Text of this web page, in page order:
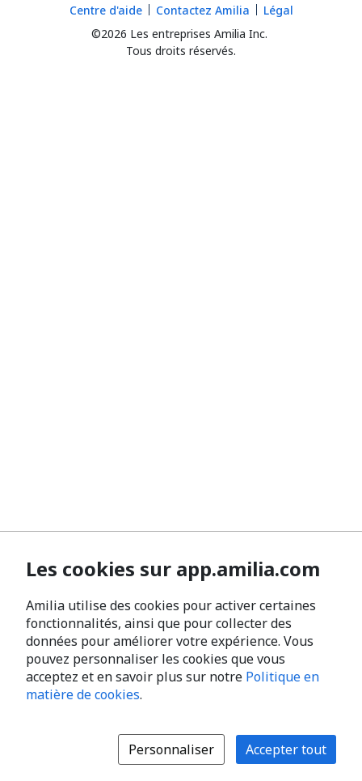
©2026 Les entreprises Amilia Inc.
Tous droits réservés.
Centre d'aide Contactez Amilia Légal
Les cookies sur app.amilia.com
Amilia utilise des cookies pour activer certaines
fonctionnalités, ainsi que pour collecter des
données pour améliorer votre expérience. Vous
pouvez personnaliser les cookies que vous
acceptez et en savoir plus sur notre Politique en
matière de cookies.
Personnaliser Accepter tout